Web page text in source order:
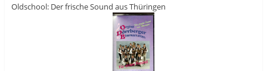
Oldschool: Der frische Sound aus Thüringen